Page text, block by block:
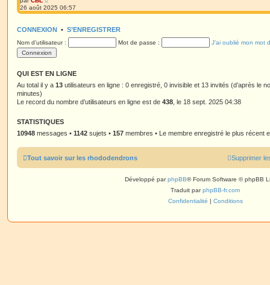
s
a
e
n
i
r
e
s
s
e
o
i
e
e
r
n
e
r
m
s
e
26 août 2025 06:57
CONNEXION • S’ENREGISTRER
Nom d’utilisateur : Mot de passe : J’ai oublié mon mot
QUI EST EN LIGNE
Au total il y a 13 utilisateurs en ligne : 0 enregistré, 0 invisible et 13 invités (d’après le
minutes)
Le record du nombre d’utilisateurs en ligne est de 438 , le 18 sept. 2025 04:38
STATISTIQUES
10948 messages • 1142 sujets • 157 membres • Le membre enregistré le plus récent
Tout savoir sur les rhododendrons Supprimer
Développé parphpBB® Forum Software © phpBB
Traduit parphpBB-fr.com
Confidentialité | Conditions